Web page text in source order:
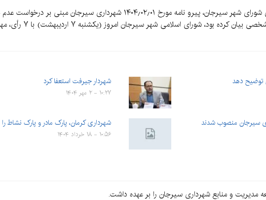
به گزارش کرمان‌نو به نقل از روابط‌عمومی شورای شهر سیرجان، پیرو نامه مورخ
ششم که دلیل آن را
توضیح دهد شهردار جیرفت استعفا کرد
۱۰:۲۷ - ۲ مهر ۱۴۰۴
شهرداری کرمان، پارک مادر و پارک نشاط را
۱۰:۵۶ - ۱۸ خرداد ۱۴۰۴
و منابع شهرداری سیرجان را بر عهده داشت.